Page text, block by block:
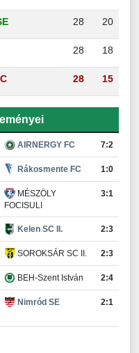
28 20
28 18
28 15
AIRNERGY FC 7:2
Rákosmente FC 1:0
MÉSZÖLY
FOCISULI
3:1
Kelen SC II. 2:3
SOROKSÁR SC II. 2:3
BEH-Szent István 2:4
Nimród SE 2:1